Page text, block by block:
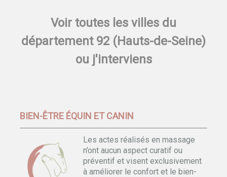
Voir toutes les villes du
département 92 (Hauts-de-Seine)
ou j'interviens
BIEN-ÊTRE ÉQUIN ET CANIN
Les actes réalisés en massage
n’ont aucun aspect curatif ou
préventif et visent exclusivement
à améliorer le confort et le bien-